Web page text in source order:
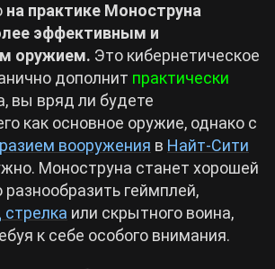
на практике Моноструна
эффективным и
оружием. Это кибернетическое
дополнит практически
вы вряд ли будете
как основное оружие, однако с
вооружения в Найт-Сити
Моноструна станет хорошей
геймплей,
стрелка или скрытного воина,
к себе особого внимания.